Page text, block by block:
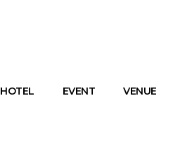
HOTEL EVENT VENUE